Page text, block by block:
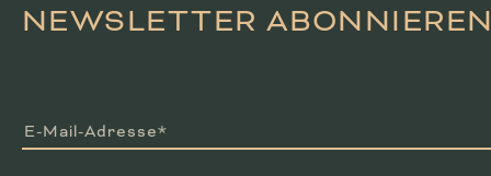
NEWSLETTER
E-Mail-Adresse*